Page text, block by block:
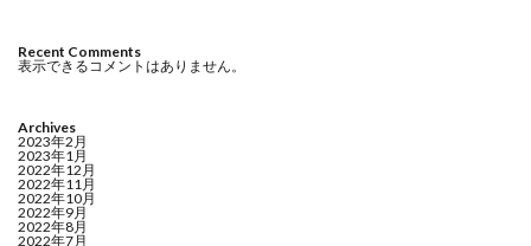
Recent Comments
表示できるコメントはありません。
Archives
2023年2月
2023年1月
2022年12月
2022年11月
2022年10月
2022年9月
2022年8月
2022年7月